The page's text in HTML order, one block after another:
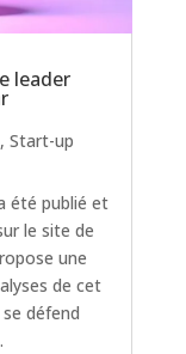
leader
, Start-up
été publié et
le site de
une
de cet
défend